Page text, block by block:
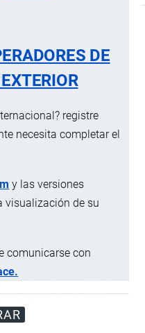
DE
registre
necesita completar el
y las versiones
visualización de su
comunicarse con
como una de las
más populares entre los
se debe a una
un catálogo muy amplio
acceder a productos
comprar en Temu desde
encontrar, cómo
sobre impuestos y
importar de forma